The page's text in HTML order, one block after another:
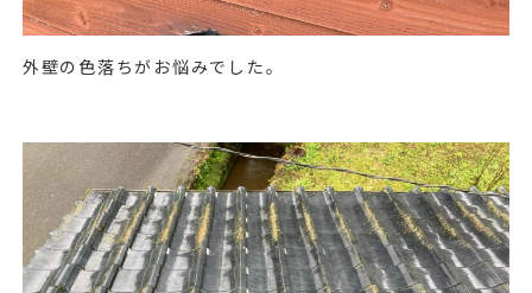
外壁の色落ちがお悩みでした。